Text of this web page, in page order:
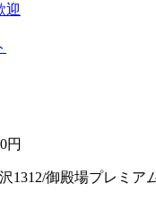
迎
円
1312/御殿場プレミア